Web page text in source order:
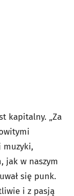
kapitalny. „Za
muzyki,
jak w naszym
się punk.
i z pasją